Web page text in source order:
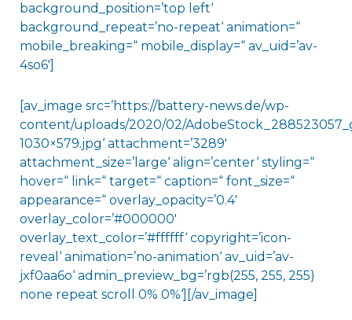
background_position=’top left‘
background_repeat=’no-repeat‘ animation=“
mobile_breaking=“ mobile_display=“ av_uid=’av-
4so6′]
[av_image src=’https://battery-news.de/wp-
content/uploads/2020/02/
1030×579.jpg‘ attachment=’3289′
attachment_size=’large‘ align=’center‘ styling=“
hover=“ link=“ target=“ caption=“ font_size=“
appearance=“ overlay_opacity=’0.4′
overlay_color=’#000000′
overlay_text_color=’#ffffff‘ copyright=’icon-
reveal‘ animation=’no-animation‘ av_uid=’av-
jxf0aa6o‘ admin_preview_bg=’rgb(255, 255, 255)
none repeat scroll 0% 0%‘][/av_image]